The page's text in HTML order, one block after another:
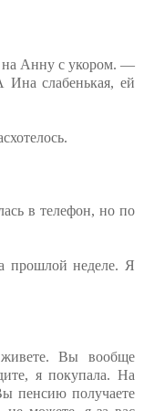
на Анну с укором. —
Ина слабенькая, ей
в телефон, но по
неделе. Я
Вы вообще
я покупала. На
пенсию получаете